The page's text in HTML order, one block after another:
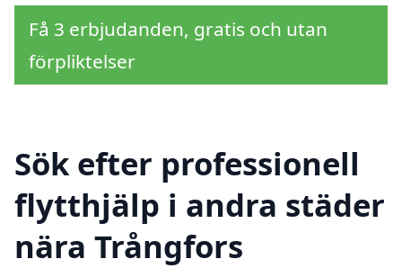
Få 3 erbjudanden, gratis och utan
förpliktelser
Sök efter professionell
flytthjälp i andra städer
nära Trångfors